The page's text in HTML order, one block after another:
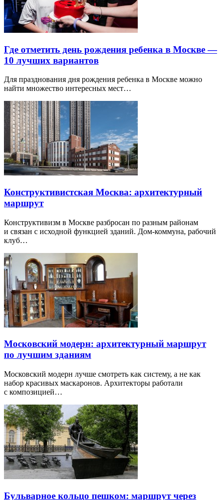
Где отметить день рождения ребенка в Москве —
10 лучших вариантов
Для празднования дня рождения ребенка в Москве можно
найти множество интересных мест…
Конструктивистская Москва: архитектурный
маршрут
Конструктивизм в Москве разбросан по разным районам
и связан с исходной функцией зданий. Дом-коммуна, рабочий
клуб…
Московский модерн: архитектурный маршрут
по лучшим зданиям
Московский модерн лучше смотреть как систему, а не как
набор красивых маскаронов. Архитекторы работали
с композицией…
Бульварное кольцо пешком: маршрут через